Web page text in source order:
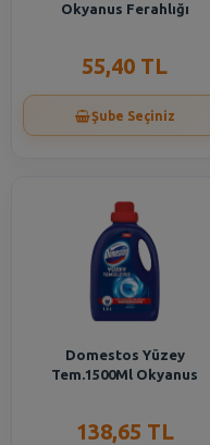
Okyanus Ferahlığı
55,40 TL
Şube Seçiniz
Domestos Yüzey
Tem.1500Ml Okyanus
138,65 TL